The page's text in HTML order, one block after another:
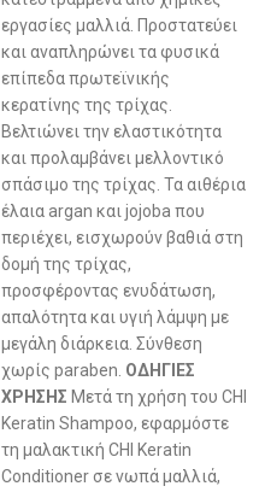
εργασίες μαλλιά. Προστατεύει
και αναπληρώνει τα φυσικά
επίπεδα πρωτεϊνικής
κερατίνης της τρίχας.
Βελτιώνει την ελαστικότητα
και προλαμβάνει μελλοντικό
σπάσιμο της τρίχας. Τα αιθέρια
έλαια argan και jojoba που
περιέχει, εισχωρούν βαθιά στη
δομή της τρίχας,
προσφέροντας ενυδάτωση,
απαλότητα και υγιή λάμψη με
μεγάλη διάρκεια. Σύνθεση
χωρίς paraben. ΟΔΗΓΙΕΣ
ΧΡΗΣΗΣ Μετά τη χρήση του CHI
Keratin Shampoo, εφαρμόστε
τη μαλακτική CHI Keratin
Conditioner σε νωπά μαλλιά,